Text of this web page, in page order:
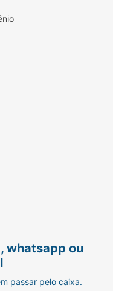
whatsapp ou
passar pelo caixa.